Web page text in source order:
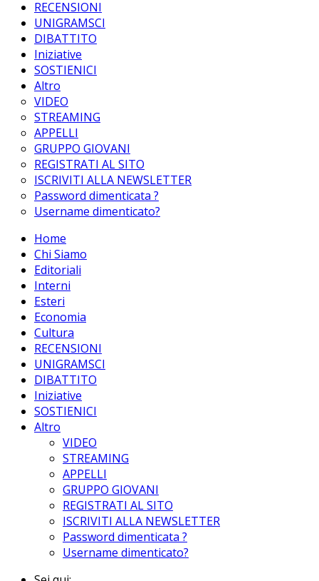
RECENSIONI
UNIGRAMSCI
DIBATTITO
Iniziative
SOSTIENICI
Altro
VIDEO
STREAMING
APPELLI
GRUPPO GIOVANI
REGISTRATI AL SITO
ISCRIVITI ALLA NEWSLETTER
Password dimenticata ?
Username dimenticato?
Home
Chi Siamo
Editoriali
Interni
Esteri
Economia
Cultura
RECENSIONI
UNIGRAMSCI
DIBATTITO
Iniziative
SOSTIENICI
Altro
VIDEO
STREAMING
APPELLI
GRUPPO GIOVANI
REGISTRATI AL SITO
ISCRIVITI ALLA NEWSLETTER
Password dimenticata ?
Username dimenticato?